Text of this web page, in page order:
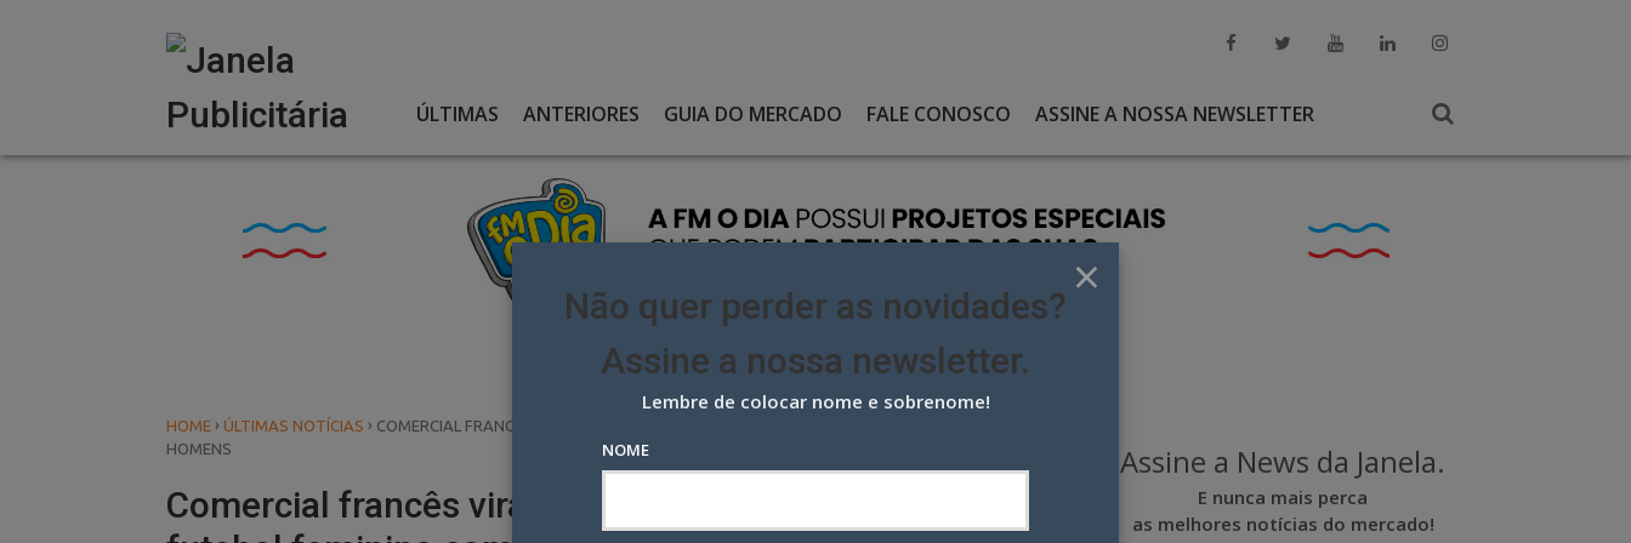
ÚLTIMAS ANTERIORES GUIA DO MERCADO FALE CONOSCO ASSINE A NOSSA NEWSLETTER
HOME › ÚLTIMAS NOTÍCIAS › COMERCIAL FRANCÊS VIRALIZA AO COLOCAR AS JOGADORAS DE FUTEBOL FEMININO COMO
HOMENS
Comercial francês viraliza ao colocar as jogadoras de
Assine a News da Janela.
E nunca mais perca
as melhores notícias do mercado!
×
Não quer perder as novidades?
Assine a nossa newsletter.
Lembre de colocar nome e sobrenome!
NOME